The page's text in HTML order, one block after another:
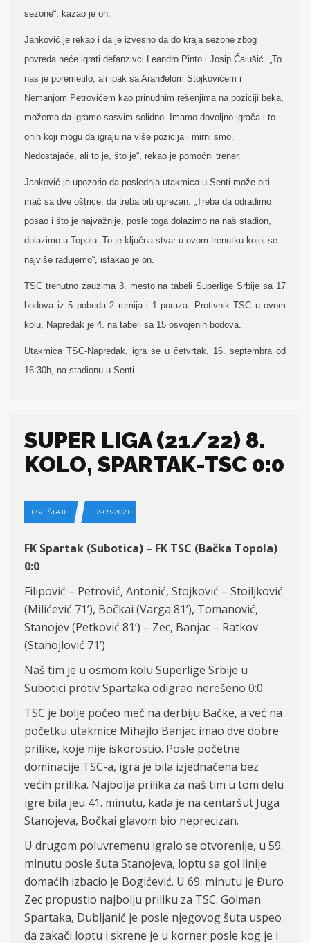
sezone“, kazao je on.
Janković je rekao i da je izvesno da do kraja sezone zbog
povreda neće igrati defanzivci Leandro Pinto i Josip Ćalušić. „To
nas je poremetilo, ali ipak sa Aranđelom Stojkovićem i
Nemanjom Petrovićem kao prinudnim rešenjima na poziciji beka,
možemo da igramo sasvim solidno. Imamo dovoljno igrača i to
onih koji mogu da igraju na više pozicija i mirni smo.
Nedostajaće, ali to je, što je“, rekao je pomoćni trener.
Janković je upozorio da poslednja utakmica u Senti može biti
mač sa dve oštrice, da treba biti oprezan. „Treba da odradimo
posao i što je najvažnije, posle toga dolazimo na naš stadion,
dolazimo u Topolu. To je ključna stvar u ovom trenutku kojoj se
najviše radujemo“, istakao je on.
TSC trenutno zauzima 3. mesto na tabeli Superlige Srbije sa 17
bodova iz 5 pobeda 2 remija i 1 poraza. Protivnik TSC u ovom
kolu, Napredak je 4. na tabeli sa 15 osvojenih bodova.
Utakmica TSC-Napredak, igra se u četvrtak, 16. septembra od
16:30h, na stadionu u Senti.
SUPER LIGA (21/22) 8.
KOLO, SPARTAK-TSC 0:0
IZVEŠTAJI 12-09-2021
FK Spartak (Subotica) – FK TSC (Bačka Topola)
0:0
Filipović – Petrović, Antonić, Stojković – Stoiljković
(Milićević 71’), Bočkai (Varga 81’), Tomanović,
Stanojev (Petković 81’) – Zec, Banjac – Ratkov
(Stanojlović 71’)
Naš tim je u osmom kolu Superlige Srbije u
Subotici protiv Spartaka odigrao nerešeno 0:0.
TSC je bolje počeo meč na derbiju Bačke, a već na
početku utakmice Mihajlo Banjac imao dve dobre
prilike, koje nije iskorostio. Posle početne
dominacije TSC-a, igra je bila izjednačena bez
većih prilika. Najbolja prilika za naš tim u tom delu
igre bila jeu 41. minutu, kada je na centaršut Juga
Stanojeva, Bočkai glavom bio neprecizan.
U drugom poluvremenu igralo se otvorenije, u 59.
minutu posle šuta Stanojeva, loptu sa gol linije
domaćih izbacio je Bogićević. U 69. minutu je Đuro
Zec propustio najbolju priliku za TSC. Golman
Spartaka, Dubljanić je posle njegovog šuta uspeo
da zakači loptu i skrene je u korner posle kog je i